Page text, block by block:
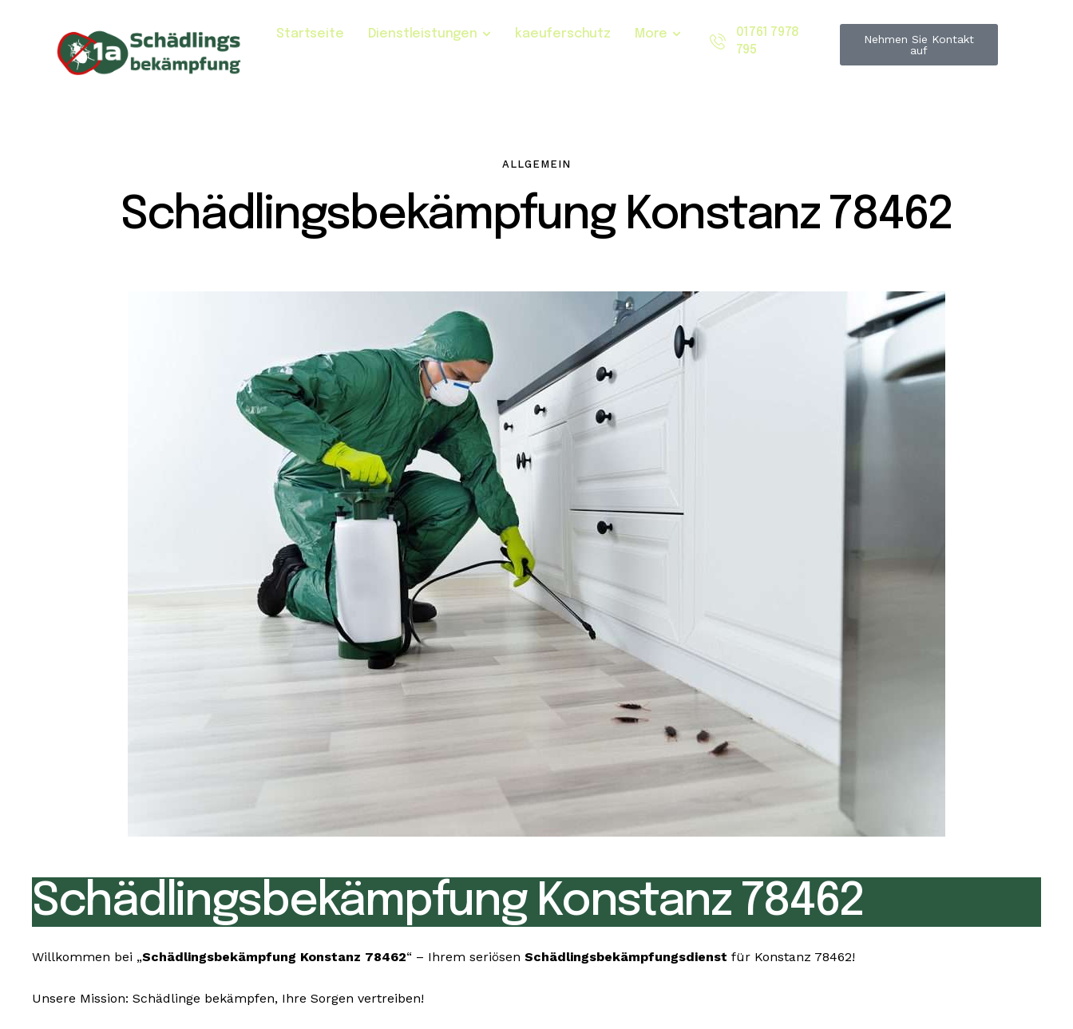
Startseite Dienstleistungen kaeuferschutz More
01761 7978
795
Nehmen Sie Kontakt
auf
ALLGEMEIN
Schädlingsbekämpfung Konstanz 78462
Schädlingsbekämpfung Konstanz 78462
Willkommen bei „Schädlingsbekämpfung Konstanz 78462“ – Ihrem seriösen Schädlingsbekämpfungsdienst für Konstanz 78462!
Unsere Mission: Schädlinge bekämpfen, Ihre Sorgen vertreiben!